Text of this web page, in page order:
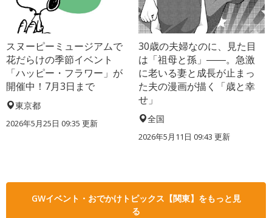
スヌーピーミュージアムで
花だらけの季節イベント
「ハッピー・フラワー」が
開催中！7月3日まで
東京都
2026年5月25日 09:35 更新
30歳の夫婦なのに、見た目
は「祖母と孫」――。急激
に老いる妻と成長が止まっ
た夫の漫画が描く「歳と幸
せ」
全国
2026年5月11日 09:43 更新
GWイベント・おでかけトピックス【関東】をもっと見
る